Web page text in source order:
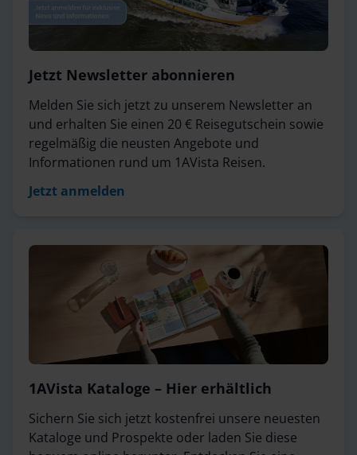
Jetzt Newsletter abonnieren
Melden Sie sich jetzt zu unserem Newsletter an
und erhalten Sie einen 20 € Reisegutschein sowie
regelmäßig die neusten Angebote und
Informationen rund um 1AVista Reisen.
Jetzt anmelden
1AVista Kataloge – Hier erhältlich
Sichern Sie sich jetzt kostenfrei unsere neuesten
Kataloge und Prospekte oder laden Sie diese